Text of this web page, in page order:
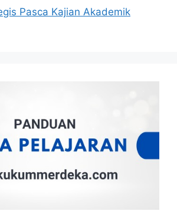
Pasca Kajian Akademik